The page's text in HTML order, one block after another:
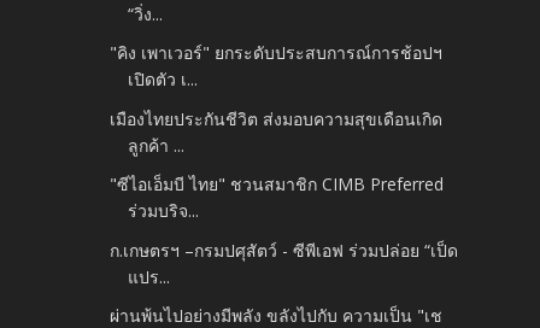
“วิ่ง...
"คิง เพาเวอร์" ยกระดับประสบการณ์การช้อปฯ
เปิดตัว เ...
เมืองไทยประกันชีวิต ส่งมอบความสุขเดือนเกิด
ลูกค้า ...
"ซีไอเอ็มบี ไทย" ชวนสมาชิก CIMB Preferred
ร่วมบริจ...
ก.เกษตรฯ –กรมปศุสัตว์ - ซีพีเอฟ ร่วมปล่อย “เป็ด
แปร...
ผ่านพ้นไปอย่างมีพลัง ขลังไปกับ ความเป็น "เช